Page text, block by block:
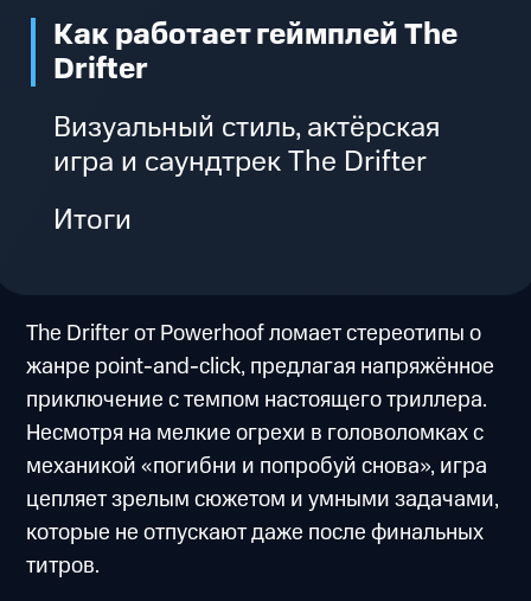
Как работает геймплей The
Drifter
Визуальный стиль, актёрская
игра и саундтрек The Drifter
Итоги
The Drifter от Powerhoof ломает стереотипы о
жанре point-and-click, предлагая напряжённое
приключение с темпом настоящего триллера.
Несмотря на мелкие огрехи в головоломках с
механикой «погибни и попробуй снова», игра
цепляет зрелым сюжетом и умными задачами,
которые не отпускают даже после финальных
титров.